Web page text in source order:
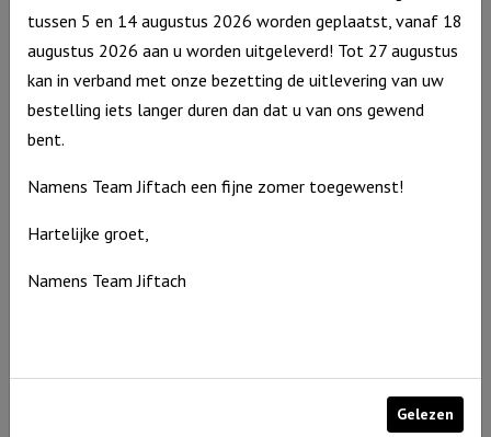
Broodplankje kids Lampje – Je bent een lichtje van God
8,95
tussen 5 en 14 augustus 2026 worden geplaatst, vanaf 18
augustus 2026 aan u worden uitgeleverd! Tot 27 augustus
kan in verband met onze bezetting de uitlevering van uw
bestelling iets langer duren dan dat u van ons gewend
bent.
Namens Team Jiftach een fijne zomer toegewenst!
Hartelijke groet,
Namens Team Jiftach
Gelezen